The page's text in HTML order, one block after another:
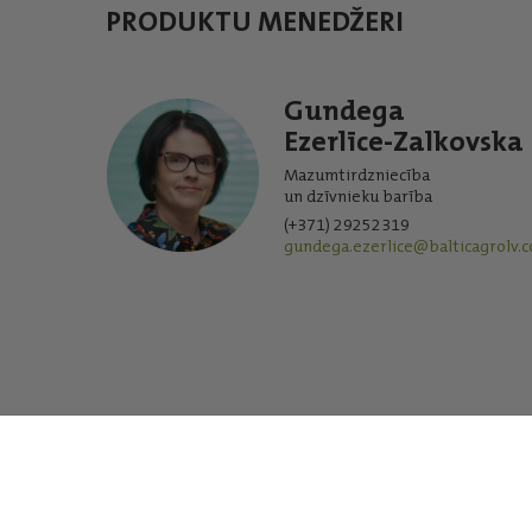
PRODUKTU MENEDŽERI
Gundega
Ezerlīce-Zalkovska
Mazumtirdzniecība
un dzīvnieku barība
(+371) 29252319